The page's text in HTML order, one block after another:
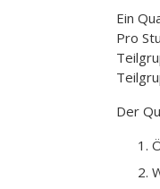
Ein
Pro
Der